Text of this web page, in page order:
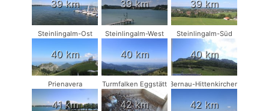
39 km 39 km 39 km
Steinlingalm-Ost
40 km
Steinlingalm-West
40 km
Steinlingalm-Süd
40 km
Prienavera
41 km
Turmfalken Eggstätt
42 km
Bernau-Hittenkirchen
42 km